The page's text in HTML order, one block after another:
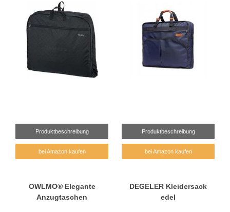
Produktbeschreibung
bei Amazon kaufen
Produktbeschreibung
bei Amazon kaufen
OWLMO® Elegante
Anzugtaschen
DEGELER Kleidersack
edel